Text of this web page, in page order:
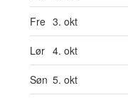
Fre 3. okt
Lør 4. okt
Søn 5. okt